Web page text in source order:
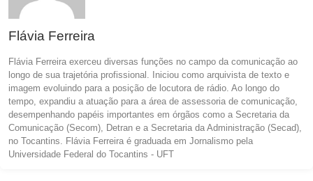
Flávia Ferreira
Flávia Ferreira exerceu diversas funções no campo da comunicação ao
longo de sua trajetória profissional. Iniciou como arquivista de texto e
imagem evoluindo para a posição de locutora de rádio. Ao longo do
tempo, expandiu a atuação para a área de assessoria de comunicação,
desempenhando papéis importantes em órgãos como a Secretaria da
Comunicação (Secom), Detran e a Secretaria da Administração (Secad),
no Tocantins. Flávia Ferreira é graduada em Jornalismo pela
Universidade Federal do Tocantins - UFT